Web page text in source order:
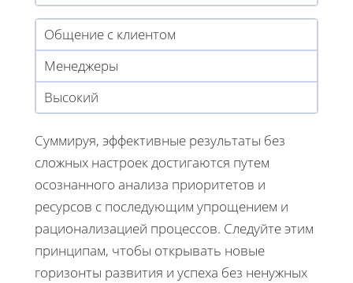
Общение с клиентом
Менеджеры
Высокий
Суммируя, эффективные результаты без
сложных настроек достигаются путем
осознанного анализа приоритетов и
ресурсов с последующим упрощением и
рационализацией процессов. Следуйте этим
принципам, чтобы открывать новые
горизонты развития и успеха без ненужных